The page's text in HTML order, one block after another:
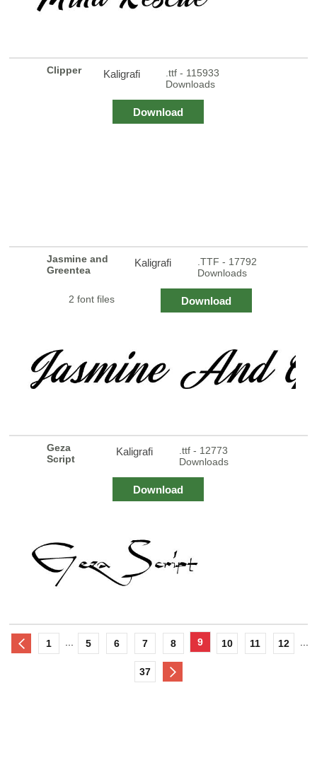
Clipper Kaligrafi
.ttf - 115933
Downloads
Download
Jasmine and
Greentea
Kaligrafi
.TTF - 17792
Downloads
2 font files Download
Geza
Script
Kaligrafi
.ttf - 12773
Downloads
Download
1 5 6 7 8 9 10 11 12
37